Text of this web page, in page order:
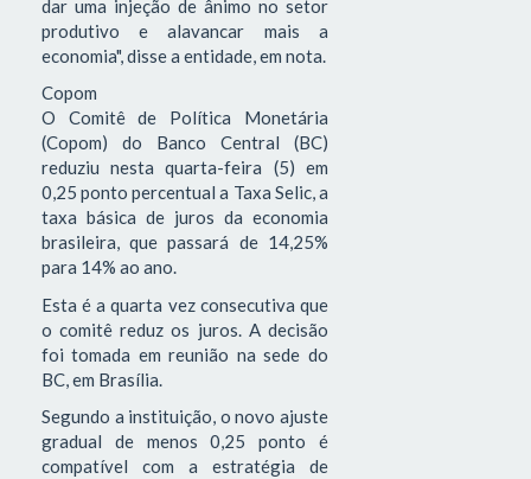
dar uma injeção de ânimo no setor
produtivo e alavancar mais a
economia", disse a entidade, em nota.
Copom
O Comitê de Política Monetária
(Copom) do Banco Central (BC)
reduziu nesta quarta-feira (5) em
0,25 ponto percentual a Taxa Selic, a
taxa básica de juros da economia
brasileira, que passará de 14,25%
para 14% ao ano.
Esta é a quarta vez consecutiva que
o comitê reduz os juros. A decisão
foi tomada em reunião na sede do
BC, em Brasília.
Segundo a instituição, o novo ajuste
gradual de menos 0,25 ponto é
compatível com a estratégia de